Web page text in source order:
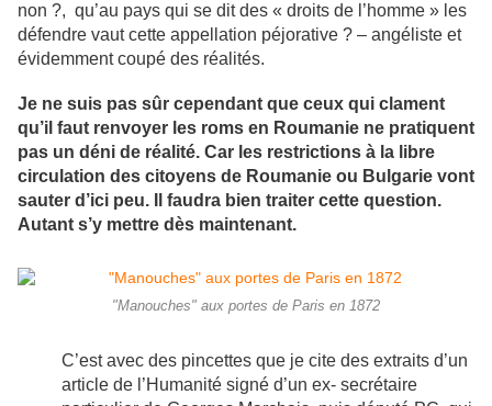
non ?, qu’au pays qui se dit des « droits de l’homme » les
défendre vaut cette appellation péjorative ? – angéliste et
évidemment coupé des réalités.
Je ne suis pas sûr cependant que ceux qui clament
qu’il faut renvoyer les roms en Roumanie ne pratiquent
pas un déni de réalité. Car les restrictions à la libre
circulation des citoyens de Roumanie ou Bulgarie vont
sauter d’ici peu. Il faudra bien traiter cette question.
Autant s’y mettre dès maintenant.
"Manouches" aux portes de Paris en 1872
C’est avec des pincettes que je cite des extraits d’un
article de l’Humanité signé d’un ex- secrétaire